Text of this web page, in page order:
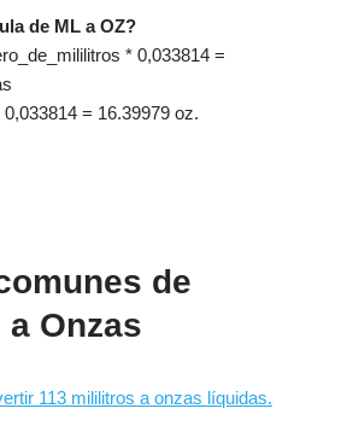
de ML a OZ?
* 0,033814 =
= 16.39979 oz.
de
Onzas
113 mililitros a onzas líquidas.